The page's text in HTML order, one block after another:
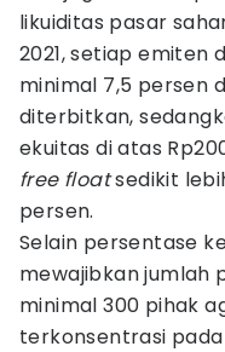
likuiditas pasar
2021, setiap emiten
minimal 7,5 persen
diterbitkan,
ekuitas di atas
free floatsedikit
persen.
Selain persentase
mewajibkan jumlah
minimal 300 pihak
terkonsentrasi